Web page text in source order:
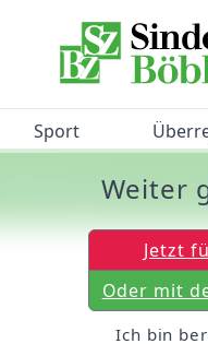
Sport
BZ- Weiter
Jetzt
Oder mit
Ich bin